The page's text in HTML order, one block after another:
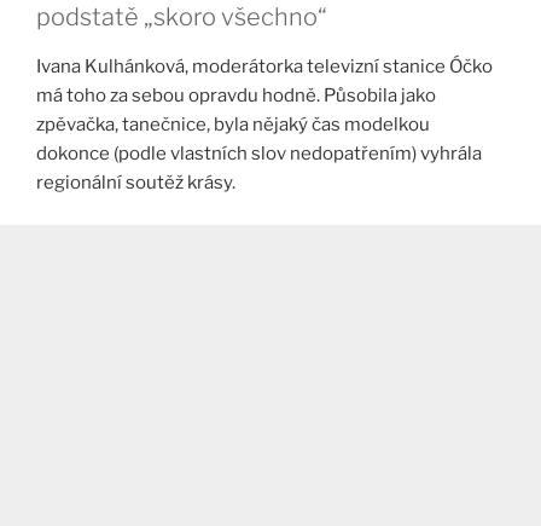
podstatě „skoro všechno“
Ivana Kulhánková, moderátorka televizní stanice Óčko
má toho za sebou opravdu hodně. Působila jako
zpěvačka, tanečnice, byla nějaký čas modelkou
dokonce (podle vlastních slov nedopatřením) vyhrála
regionální soutěž krásy.